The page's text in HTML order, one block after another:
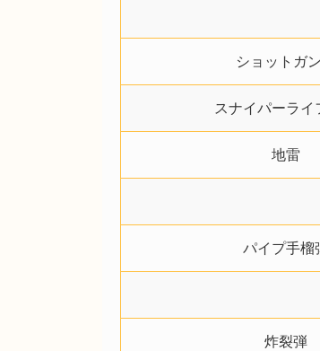
ショットガ
スナイパーライ
地雷
パイプ手榴
炸裂弾